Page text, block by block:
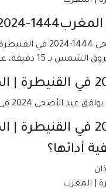
2024
إقامتها حتى دخول وقت صلاة الظهر.
تأكيد موعد عيد الأضحى 2024 فى المغرب.
أدائها؟